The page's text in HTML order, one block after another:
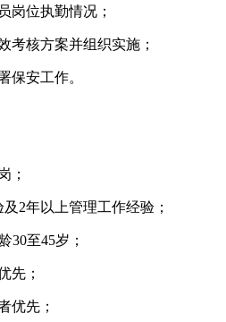
岗位执勤情况；
考核方案并组织实施；
保安工作。
；
2年以上管理工作经验；
30至45岁；
先；
优先；